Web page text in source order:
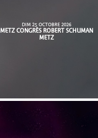
DIM 25 OCTOBRE 2026
METZ CONGRÈS ROBERT SCHUMAN
METZ